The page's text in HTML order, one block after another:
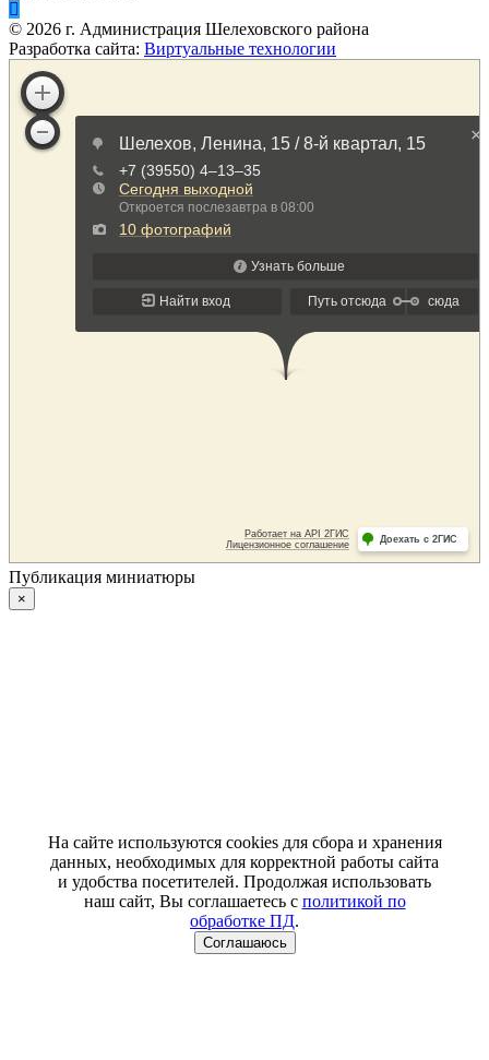
© 2026 г. Администрация Шелеховского района
Разработка сайта: Виртуальные технологии
Публикация миниатюры
×
На сайте используются cookies для сбора и хранения
данных, необходимых для корректной работы сайта
и удобства посетителей. Продолжая использовать
наш сайт, Вы соглашаетесь с политикой по
обработке ПД.
Соглашаюсь